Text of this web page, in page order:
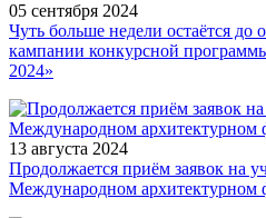
05 сентября 2024
Чуть больше недели остаётся до
кампании конкурсной
2024»
13 августа 2024
Продолжается приём заявок на
Международном архитектурном